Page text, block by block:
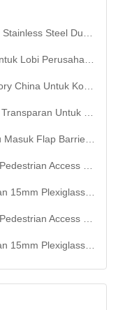
Akses Bandara Dan Pusat Data
Dan Manajemen Pengunjung
Akses Gedung Kantor
Pusat Perbelanjaan Dan Gym
Barrier Turnstile Gate
Rustless Untuk Gedung Kantor
ISO 9001/CE Untuk Pengendalian Akses Aman
Rustless Untuk Gedung Kantor
Pengendalian Akses Pejalan Kaki Bersertifikat